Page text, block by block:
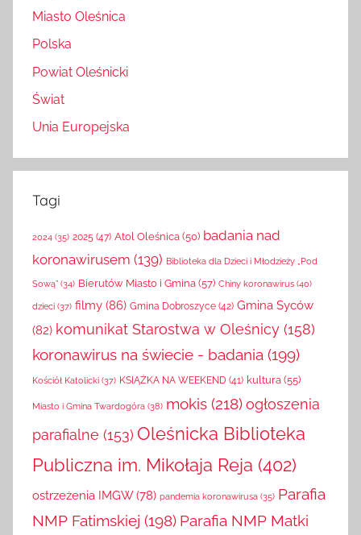
Miasto Oleśnica
Polska
Powiat Oleśnicki
Świat
Unia Europejska
Tagi
2024 (35) 2025 (47) Atol Oleśnica (50) badania nad
koronawirusem (139) Biblioteka dla Dzieci i Młodzieży „Pod
Sową” (34) Bierutów Miasto i Gmina (57) Chiny koronawirus (40)
dzieci (37) filmy (86) Gmina Dobroszyce (42) Gmina Syców
(82) komunikat Starostwa w Oleśnicy (158)
koronawirus na świecie - badania (199)
Kościół Katolicki (37) KSIĄŻKA NA WEEKEND (41) kultura (55)
Miasto i Gmina Twardogóra (38) mokis (218)ogłoszenia
parafialne (153) Oleśnicka Biblioteka
Publiczna im. Mikołaja Reja (402)
ostrzeżenia IMGW (78) pandemia koronawirusa (35) Parafia
NMP Fatimskiej (198) Parafia NMP Matki